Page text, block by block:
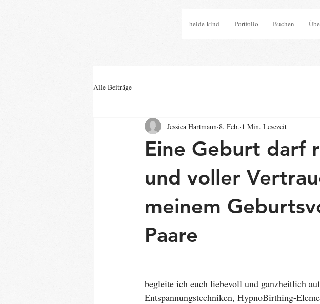
heide-kind Portfolio Buchen
Alle Beiträge
Eine Geburt darf
und voller
meinem
Paare
Jessica Hartmann 8. Feb. 1 Min. Lesezeit
begleite ich euch liebevoll und ganzheitlich
Entspannungstechniken, HypnoBirthing-